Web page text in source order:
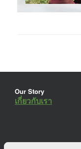
Our Story
เกี่ยวกับเรา